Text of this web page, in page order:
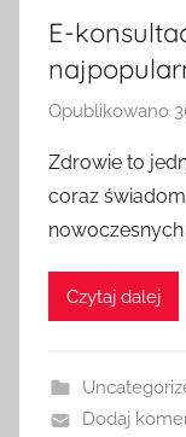
E-
Opublikowano
Zdrowie to
coraz
Czytaj dalej
Dodaj